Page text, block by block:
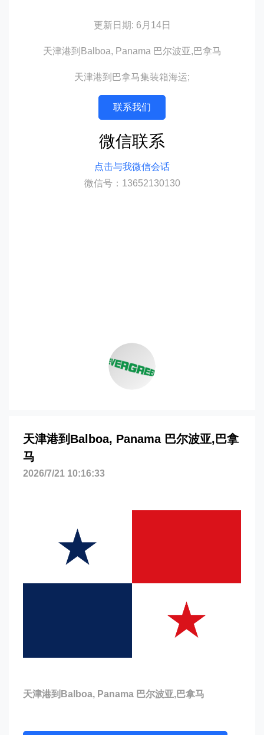
更新日期: 6月14日
天津港到Balboa, Panama 巴尔波亚,巴拿马
天津港到巴拿马集装箱海运;
联系我们
微信联系
点击与我微信会话
微信号：13652130130
天津港到Balboa, Panama 巴尔波亚,巴拿
马
2026/7/21 10:16:33
天津港到Balboa, Panama 巴尔波亚,巴拿马